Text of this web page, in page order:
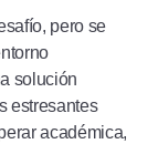
pero se
solución
estresantes
académica,